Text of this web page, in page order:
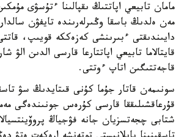
مامان تابيعي اپاتتىڭ ىقپالىنا ءتۇسۋى
مەن ەلدىڭ باسقا وڭىرلەرىندە تايفۋن
دايىندىقتى ءبىرىنشى كەزەككە قويىپ،
قايتالاما تابيعي اپاتتارعا قارسى الدىن الۋ
قاجەتتىگىن اتاپ ءوتتى.
سونىمەن قاتار جۇما كۇنى قىتايدىڭ سۋ
قۇرعاقشىلىققا قارسى كۇرەس جونىندەگى
شتابى چجەتسزيان جانە فۋجياڭ